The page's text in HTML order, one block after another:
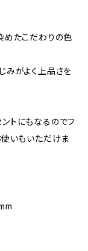
めたこだわりの色
みがよく上品さを
トにもなるのでフ
いもいただけま